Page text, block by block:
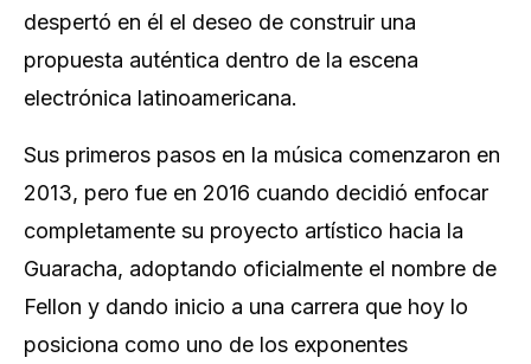
despertó en él el deseo de construir una
propuesta auténtica dentro de la escena
electrónica latinoamericana.
Sus primeros pasos en la música comenzaron en
2013, pero fue en 2016 cuando decidió enfocar
completamente su proyecto artístico hacia la
Guaracha, adoptando oficialmente el nombre de
Fellon y dando inicio a una carrera que hoy lo
posiciona como uno de los exponentes